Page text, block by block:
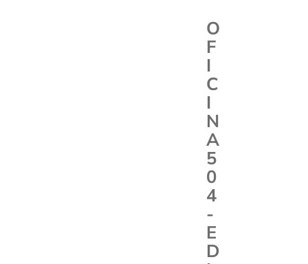
O
F
I
C
I
N
A
5
0
4
-
E
D